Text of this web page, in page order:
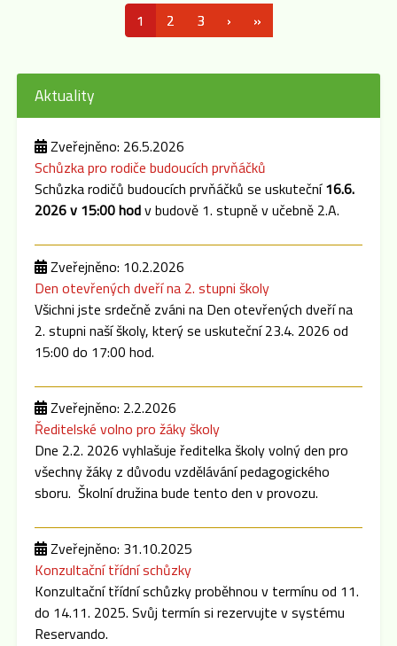
1 2 3 › »
Aktuality
Zveřejněno: 26.5.2026
Schůzka pro rodiče budoucích prvňáčků
Schůzka rodičů budoucích prvňáčků se uskuteční16.6.
2026 v 15:00 hodv budově 1. stupně v učebně 2.A.
Zveřejněno: 10.2.2026
Den otevřených dveří na 2. stupni školy
Všichni jste srdečně zváni na Den otevřených dveří na
2. stupni naší školy, který se uskuteční 23.4. 2026 od
15:00 do 17:00 hod.
Zveřejněno: 2.2.2026
Ředitelské volno pro žáky školy
Dne 2.2. 2026 vyhlašuje ředitelka školy volný den pro
všechny žáky z důvodu vzdělávání pedagogického
sboru. Školní družina bude tento den v provozu.
Zveřejněno: 31.10.2025
Konzultační třídní schůzky
Konzultační třídní schůzky proběhnou v termínu od 11.
do 14.11. 2025. Svůj termín si rezervujte v systému
Reservando.